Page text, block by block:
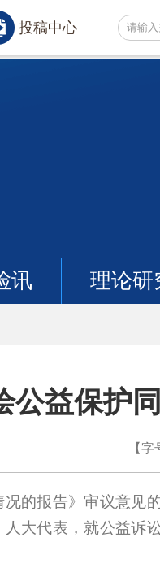
投稿中心
讯 理论研
公益保护
【字
的报告》审议意见
大代表，就公益诉